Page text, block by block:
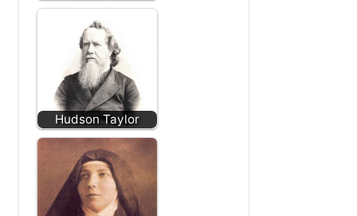
San Francisco
Javier